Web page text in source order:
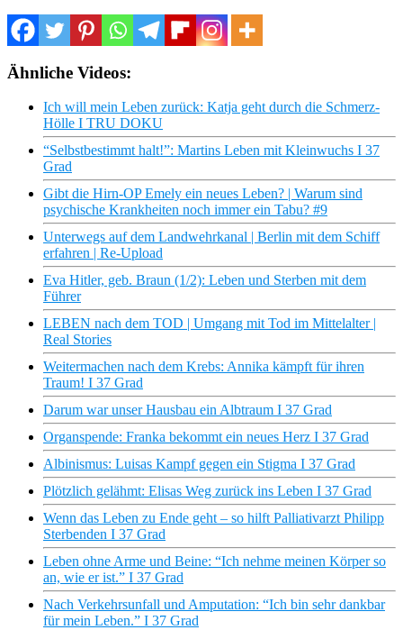
Ähnliche Videos:
Ich will mein Leben zurück: Katja geht durch die Schmerz-
Hölle I TRU DOKU
“Selbstbestimmt halt!”: Martins Leben mit Kleinwuchs I 37
Grad
Gibt die Hirn-OP Emely ein neues Leben? | Warum sind
psychische Krankheiten noch immer ein Tabu? #9
Unterwegs auf dem Landwehrkanal | Berlin mit dem Schiff
erfahren | Re-Upload
Eva Hitler, geb. Braun (1/2): Leben und Sterben mit dem
Führer
LEBEN nach dem TOD | Umgang mit Tod im Mittelalter |
Real Stories
Weitermachen nach dem Krebs: Annika kämpft für ihren
Traum! I 37 Grad
Darum war unser Hausbau ein Albtraum I 37 Grad
Organspende: Franka bekommt ein neues Herz I 37 Grad
Albinismus: Luisas Kampf gegen ein Stigma I 37 Grad
Plötzlich gelähmt: Elisas Weg zurück ins Leben I 37 Grad
Wenn das Leben zu Ende geht – so hilft Palliativarzt Philipp
Sterbenden I 37 Grad
Leben ohne Arme und Beine: “Ich nehme meinen Körper so
an, wie er ist.” I 37 Grad
Nach Verkehrsunfall und Amputation: “Ich bin sehr dankbar
für mein Leben.” I 37 Grad